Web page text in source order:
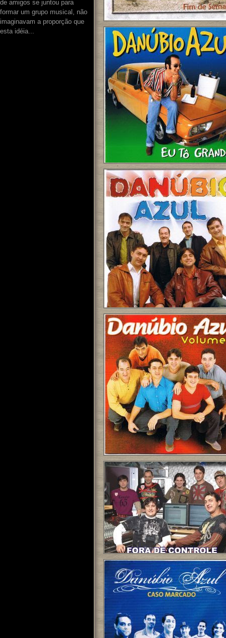
de amigos se juntou para
formar um grupo musical, não
imaginavam a proporção que
esta idéia...